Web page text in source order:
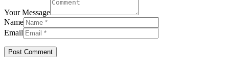
Your Message
Name
Email